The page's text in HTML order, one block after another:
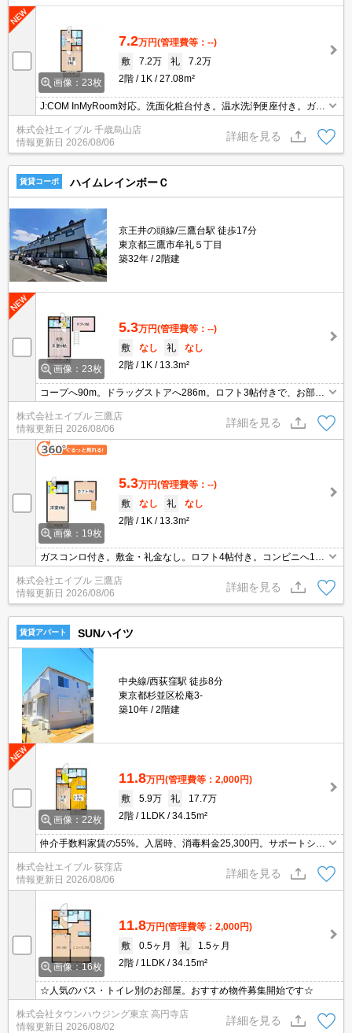
画像：23枚
7.2万円(管理費等：--)
敷
7.2万 礼
7.2万
2階
1K 27.08m²
J:COM InMyRoom対応。洗面化粧台付き。温水洗浄便座付き。ガス
コンロ設置可。仲介手数料家賃の55%。
株式会社エイブル 千歳烏山店
情報更新日 2026/08/06
詳細を見る
賃貸コーポ ハイムレインボーＣ
京王井の頭線/三鷹台駅 徒歩17分
東京都三鷹市牟礼５丁目
築32年
2階建
画像：23枚
5.3万円(管理費等：--)
敷
なし 礼
なし
2階
1K 13.3m²
コープへ90m。ドラッグストアへ286m。ロフト3帖付きで、お部屋
を広く使えます。保証会社加入要(初回保証料賃料の50%、月次保証
料2%)。
株式会社エイブル 三鷹店
情報更新日 2026/08/06
詳細を見る
画像：19枚
5.3万円(管理費等：--)
敷
なし 礼
なし
2階
1K 13.3m²
ガスコンロ付き。敷金・礼金なし。ロフト4帖付き。コンビニへ100
額総額2%)。
株式会社エイブル 三鷹店
情報更新日 2026/08/06
詳細を見る
賃貸アパート SUNハイツ
中央線/西荻窪駅 徒歩8分
東京都杉並区松庵3-
築10年
2階建
画像：22枚
11.8万円(管理費等：2,000円)
敷
5.9万 礼
17.7万
2階
1LDK 34.15m²
仲介手数料家賃の55%。入居時、消毒料金25,300円。サポートシス
内見できます。久しぶりに空きました。当社オススメの物件。
株式会社エイブル 荻窪店
情報更新日 2026/08/06
詳細を見る
画像：16枚
11.8万円(管理費等：2,000円)
敷
0.5ヶ月 礼
1.5ヶ月
2階
1LDK 34.15m²
☆人気のバス・トイレ別のお部屋。おすすめ物件募集開始です☆
株式会社タウンハウジング東京 高円寺店
情報更新日 2026/08/02
詳細を見る